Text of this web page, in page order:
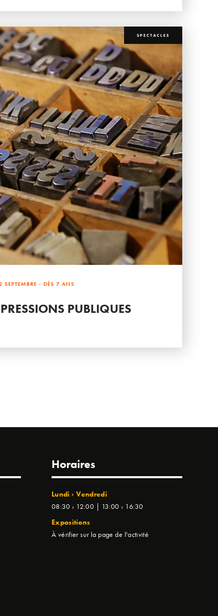
SPECTACLES
SEPTEMBRE - DÈS 7 ANS
PUBLIQUES
Horaires
Lundi › Vendredi
08:30 › 12:00 | 13:00 › 16:30
Expositions
À vérifier sur la page de l'activité